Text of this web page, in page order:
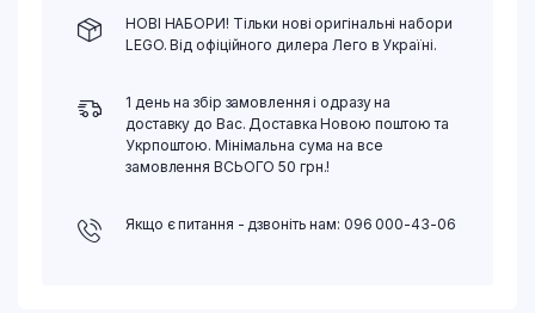
НОВІ НАБОРИ! Тільки нові оригінальні набори
LEGO. Від офіційного дилера Лего в Україні.
1 день на збір замовлення і одразу на
доставку до Вас. Доставка Новою поштою та
Укрпоштою. Мінімальна сума на все
замовлення ВСЬОГО 50 грн.!
Якщо є питання - дзвоніть нам: 096 000-43-06